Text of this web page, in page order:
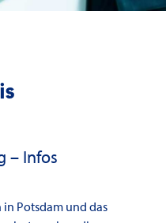
– Infos
Potsdam und das